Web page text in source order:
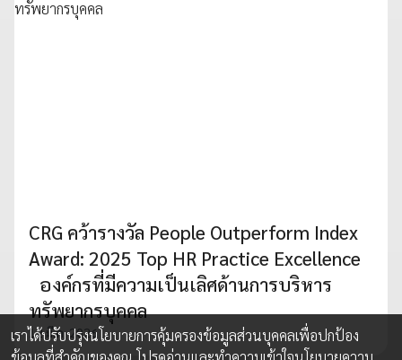
CRG คว้ารางวัล People Outperform Index
Award: 2025 Top HR Practice Excellence
องค์กรที่มีความเป็นเลิศด้านการบริหาร
ทรัพยากรบุคคล
12 มี.ค. 2026
เราได้ปรับปรุงนโยบายการคุ้มครองข้อมูลส่วนบุคคลเพื่อปกป้อง